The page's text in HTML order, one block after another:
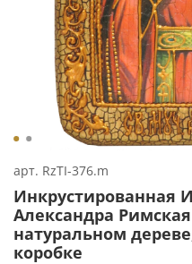
арт. RzTI-376.m
Инкрустированная
Александра
натуральном
коробке